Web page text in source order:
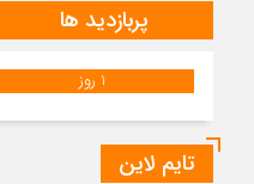
پربازدید ها
1 روز
تایم لاین